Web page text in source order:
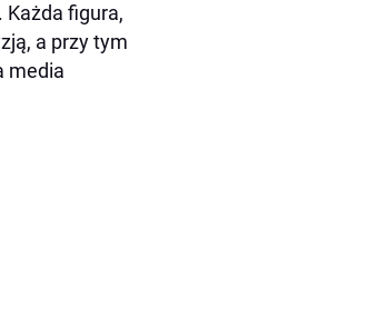
Każda figura,
a przy tym
media